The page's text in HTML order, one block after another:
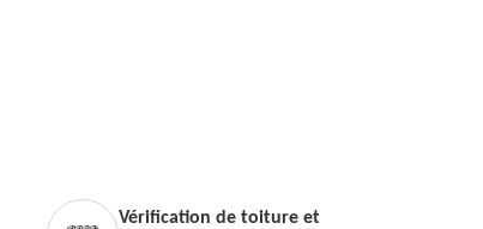
Vérification de toiture et